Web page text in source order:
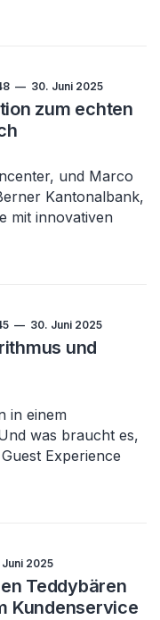
30. Juni 2025
zum echten
und Marco
Kantonalbank,
mit innovativen
30. Juni 2025
und
in einem
was braucht es,
Experience
2025
Teddybären
Kundenservice